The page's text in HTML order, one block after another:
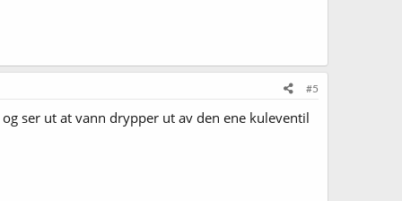
#5
ser ut at vann drypper ut av den ene kuleventil